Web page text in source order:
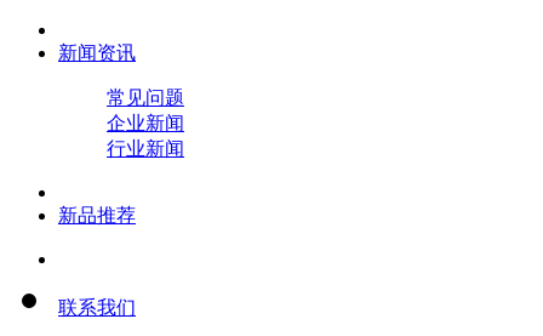
新闻资讯
常见问题
企业新闻
行业新闻
新品推荐
联系我们